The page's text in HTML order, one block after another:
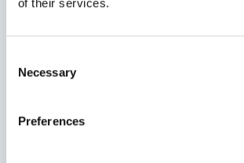
of their services.
Selection
Necessary
Preferences
σπερματογένεσης εξαρτάται από τις
θεραπεία, όπως η χημειοθεραπεία, η
είδος των φαρμάκων και η διάρκεια
Επίσης σημαντικό ρόλο παίζουν η ηλικία
είδος των κυττάρων που